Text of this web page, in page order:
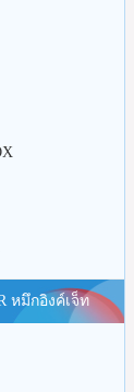
หมึกอิงค์เจ็ท